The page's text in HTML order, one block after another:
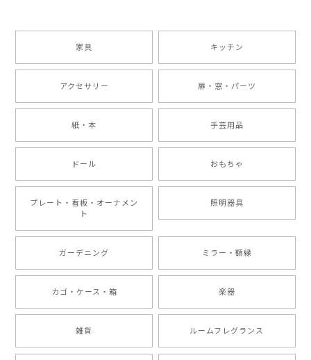
家具 キッチン
アクセサリー 扉・窓・パーツ
紙・本 手芸用品
ドール おもちゃ
プレート・看板・オーナメン
ト
照明器具
ガーデニング ミラー・額縁
カゴ・ケース・箱 楽器
雑貨 ルームフレグランス